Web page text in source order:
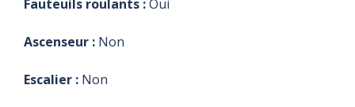
Fauteuils roulants :Oui
Ascenseur : Non
Escalier : Non